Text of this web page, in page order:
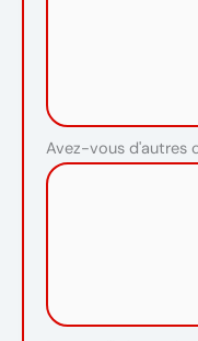
Avez-vous d'autres